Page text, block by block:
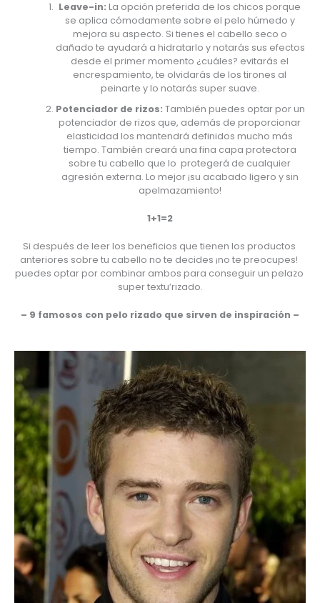
Leave-in: La opción preferida de los chicos porque
se aplica cómodamente sobre el pelo húmedo y
mejora su aspecto. Si tienes el cabello seco o
dañado te ayudará a hidratarlo y notarás sus efectos
desde el primer momento ¿cuáles? evitarás el
encrespamiento, te olvidarás de los tirones al
peinarte y lo notarás super suave.
Potenciador de rizos: También puedes optar por un
potenciador de rizos que, además de proporcionar
elasticidad los mantendrá definidos mucho más
tiempo. También creará una fina capa protectora
sobre tu cabello que lo  protegerá de cualquier
agresión externa. Lo mejor ¡su acabado ligero y sin
apelmazamiento!
1+1=2
Si después de leer los beneficios que tienen los productos
anteriores sobre tu cabello no te decides ¡no te preocupes!
puedes optar por combinar ambos para conseguir un pelazo
super textu’rizado.
– 9 famosos con pelo rizado que sirven de inspiración –